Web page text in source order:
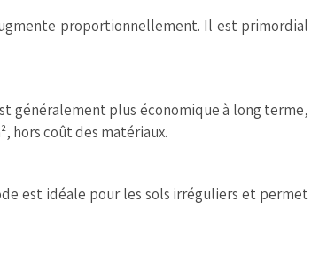
proportionnellement. Il est primordial
généralement plus économique à long terme,
hors coût des matériaux.
est idéale pour les sols irréguliers et permet